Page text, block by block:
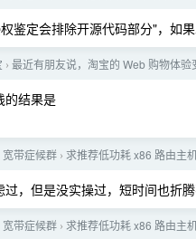
鉴定会排除开源代码部分"，如
› 最近有朋友说，淘宝的 Web 购物体
的结果是
宽带症候群 › 求推荐低功耗 x86 路由主
过，但是没实操过，短时间也折
宽带症候群 › 求推荐低功耗 x86 路由主